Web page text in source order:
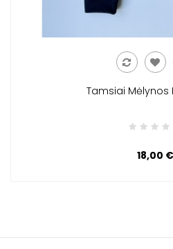
Tamsiai Mėlynos
18,00 €